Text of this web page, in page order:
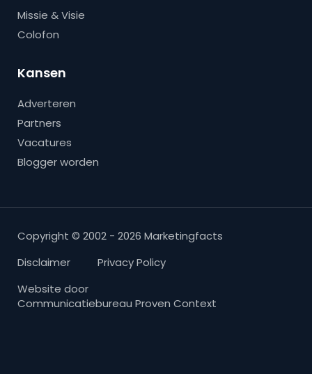
Missie & Visie
Colofon
Kansen
Adverteren
Partners
Vacatures
Blogger worden
Copyright © 2002 - 2026 Marketingfacts
Disclaimer
Privacy Policy
Website door
Communicatiebureau Proven Context